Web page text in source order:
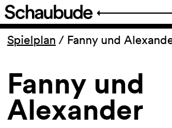
Programm
Ticket
Spielplan / Fanny und
Fanny und
Alexander